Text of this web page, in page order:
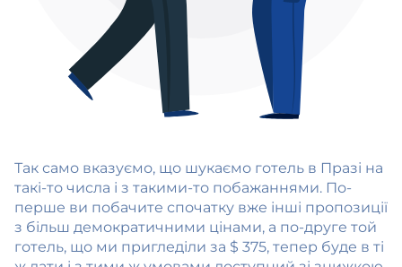
Так само вказуємо, що шукаємо готель в Празі на
такі-то числа і з такими-то побажаннями. По-
перше ви побачите спочатку вже інші пропозиції
з більш демократичними цінами, а по-друге той
готель, що ми пригледіли за $ 375, тепер буде в ті